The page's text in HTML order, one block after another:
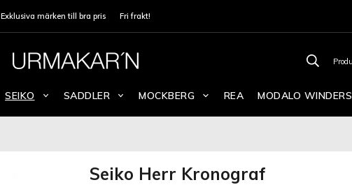
Exklusiva märken till bra pris Fri frakt!
SEIKO SADDLER MOCKBERG REA MODALO WINDERS
Seiko Herr Kronograf